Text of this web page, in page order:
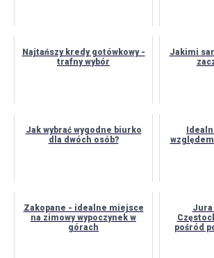
Najtańszy kredy gotówkowy -
trafny wybór
Jakimi
Jak wybrać wygodne biurko
dla dwóch osób?
Zakopane - idealne miejsce
na zimowy wypoczynek w
górach
Jura
pośród